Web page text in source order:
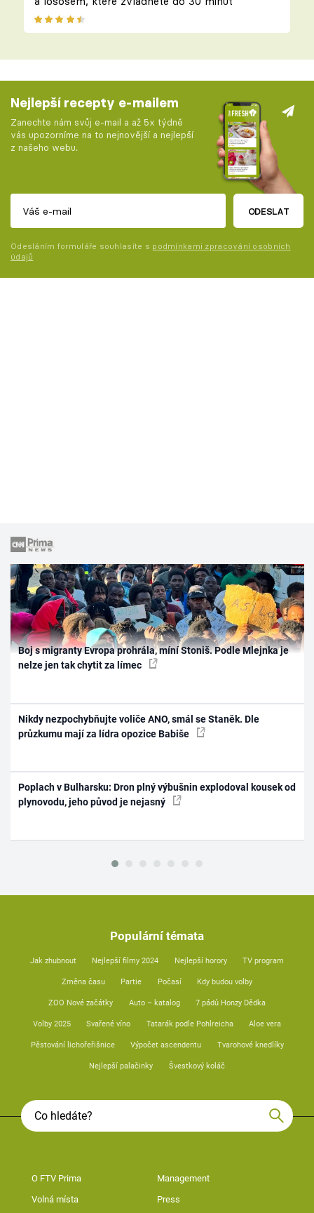
Nejlepší recepty e-mailem
Zanechte nám svůj e-mail a až 5x týdně
vás upozorníme na to nejnovější a nejlepší
z našeho webu.
ODESLAT
Odesláním formuláře souhlasíte s podmínkami zpracování osobních
údajů
Boj s migranty Evropa prohrála, míní Stoniš. Podle Mlejnka je
nelze jen tak chytit za límec
Nikdy nezpochybňujte voliče ANO, smál se Staněk. Dle
průzkumu mají za lídra opozice Babiše
Poplach v Bulharsku: Dron plný výbušnin explodoval kousek od
plynovodu, jeho původ je nejasný
Populární témata
Jak zhubnout Nejlepší filmy 2024 Nejlepší horory TV program
Změna času Partie Počasí Kdy budou volby
ZOO Nové začátky Auto – katalog 7 pádů Honzy Dědka
Volby 2025 Svařené víno Tatarák podle Pohlreicha Aloe vera
Pěstování lichořeřišnice Výpočet ascendentu Tvarohové knedlíky
Nejlepší palačinky Švestkový koláč
O FTV Prima Management
Volná místa Press